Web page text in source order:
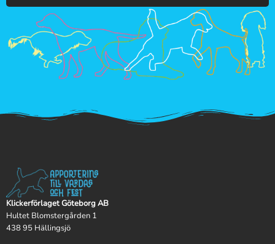
Klickerförlaget Göteborg AB
Hultet Blomstergården 1
438 95 Hällingsjö